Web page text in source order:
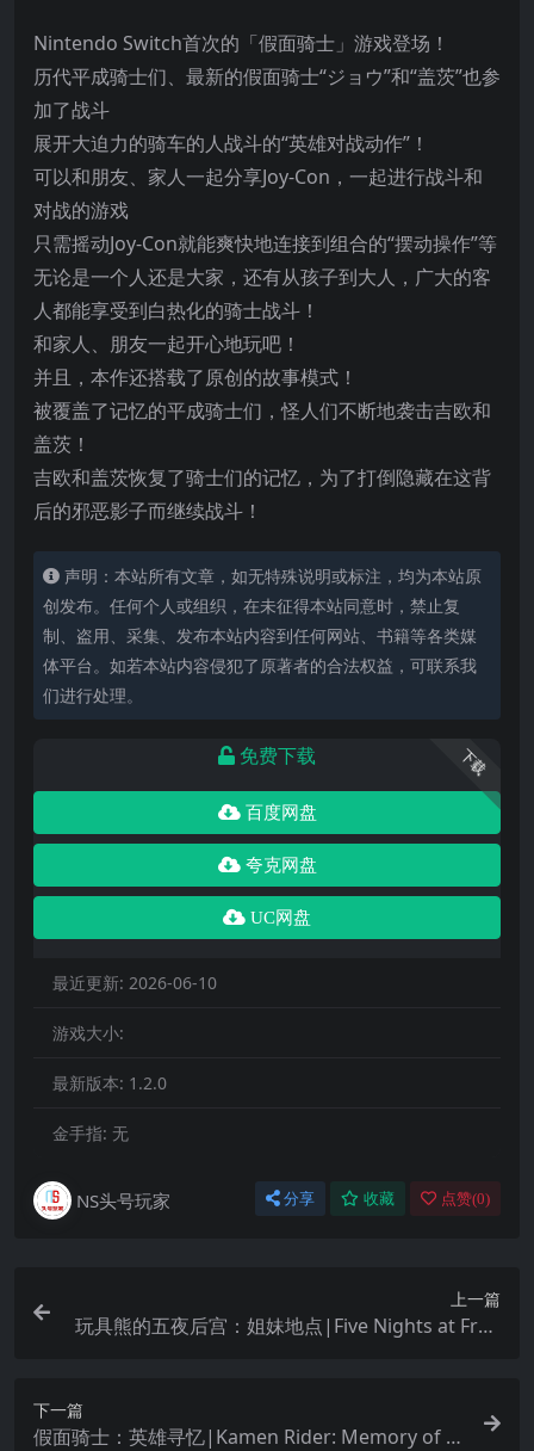
Nintendo Switch首次的「假面骑士」游戏登场！
历代平成骑士们、最新的假面骑士“ジョウ”和“盖茨”也参
加了战斗
展开大迫力的骑车的人战斗的“英雄对战动作”！
可以和朋友、家人一起分享Joy-Con，一起进行战斗和
对战的游戏
只需摇动Joy-Con就能爽快地连接到组合的“摆动操作”等
无论是一个人还是大家，还有从孩子到大人，广大的客
人都能享受到白热化的骑士战斗！
和家人、朋友一起开心地玩吧！
并且，本作还搭载了原创的故事模式！
被覆盖了记忆的平成骑士们，怪人们不断地袭击吉欧和
盖茨！
吉欧和盖茨恢复了骑士们的记忆，为了打倒隐藏在这背
后的邪恶影子而继续战斗！
声明：本站所有文章，如无特殊说明或标注，均为本站原
创发布。任何个人或组织，在未征得本站同意时，禁止复
制、盗用、采集、发布本站内容到任何网站、书籍等各类媒
体平台。如若本站内容侵犯了原著者的合法权益，可联系我
们进行处理。
下载
免费下载
百度网盘
夸克网盘
UC网盘
最近更新: 2026-06-10
游戏大小:
最新版本: 1.2.0
金手指: 无
NS头号玩家 分享 收藏 点赞(0)
上一篇
玩具熊的五夜后宫：姐妹地点|Five Nights at Fred
下一篇
假面骑士：英雄寻忆|Kamen Rider: Memory of H